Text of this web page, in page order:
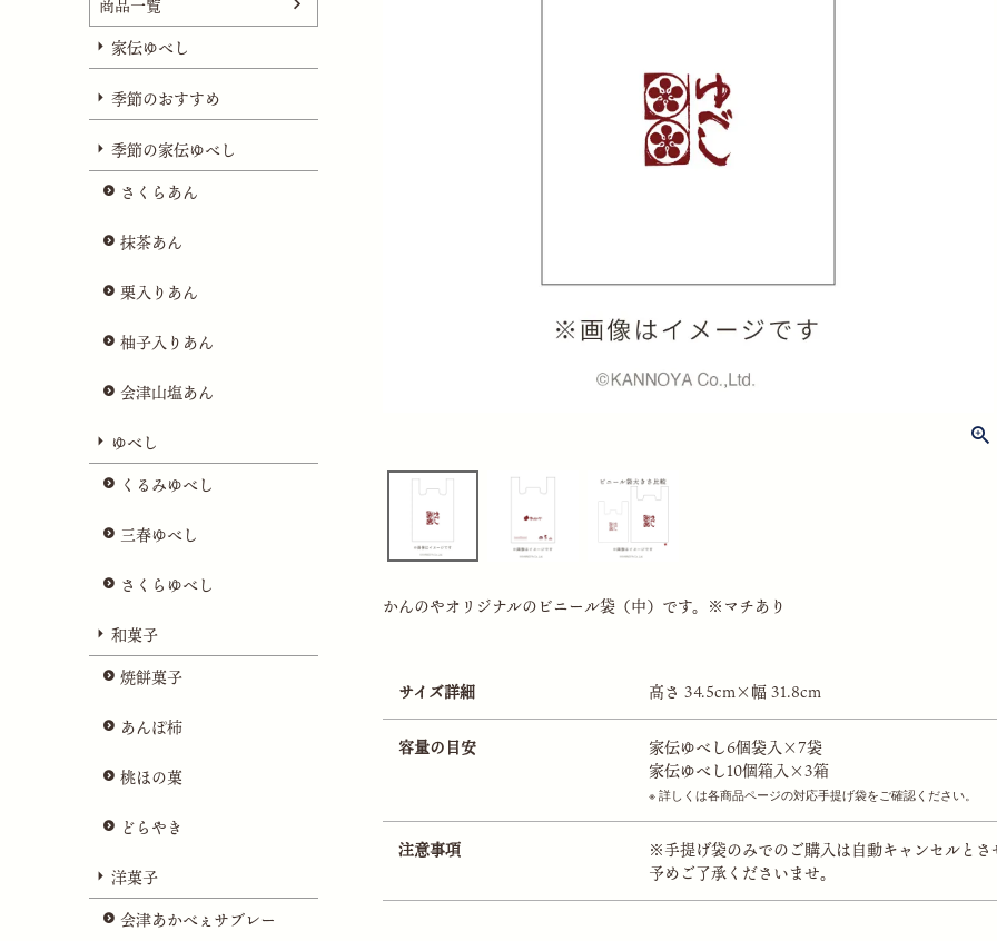
商品一覧
家伝ゆべし
季節のおすすめ
季節の家伝ゆべし
さくらあん
抹茶あん
栗入りあん
柚子入りあん
会津山塩あん
ゆべし
くるみゆべし
三春ゆべし
さくらゆべし
和菓子
焼餅菓子
あんぽ柿
桃ほの菓
どらやき
洋菓子
会津あかべぇサブレー
かんのやオリジナルのビニール袋（中）です。※マチあり
サイズ詳細 高さ 34.5cm×幅 31.8cm
容量の目安
家伝ゆべし6個袋入×7袋
家伝ゆべし10個箱入×3箱
詳しくは各商品ページの対応手提げ袋をご確認ください。
注意事項
※手提げ袋のみでのご購入は自動キャンセルとさ
予めご了承くださいませ。